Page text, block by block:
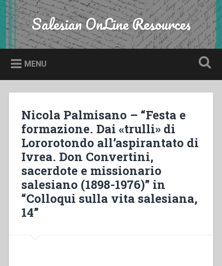
Skip
to
content
Search Salesian OnLine Resources
MENU
Nicola Palmisano – “Festa e
formazione. Dai «trulli» di
Lororotondo all’aspirantato di
Ivrea. Don Convertini,
sacerdote e missionario
salesiano (1898-1976)” in
“Colloqui sulla vita salesiana,
14”